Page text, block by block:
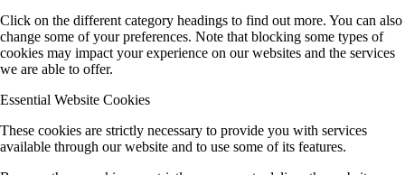
Click on the different category headings to find out more. You can also
change some of your preferences. Note that blocking some types of
cookies may impact your experience on our websites and the services
we are able to offer.
Essential Website Cookies
These cookies are strictly necessary to provide you with services
available through our website and to use some of its features.